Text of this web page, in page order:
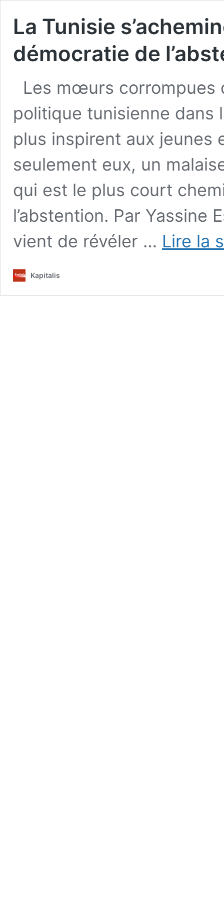
La Tunisie
démocratie de
Les mœurs corrompues
politique tunisienne dans
plus inspirent aux jeunes
seulement eux, un
qui est le plus court
l’abstention. Par Yassine
vient de révéler … Lire la
Kapitalis